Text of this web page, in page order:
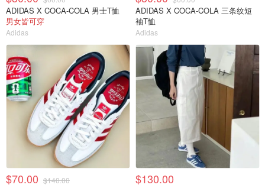
ADIDAS X COCA-COLA 男士T恤
男女皆可穿
Adidas
ADIDAS X COCA-COLA 三条纹短
袖T恤
Adidas
$70.00 $140.00 $130.00